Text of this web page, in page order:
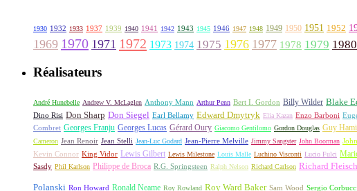
1930 1932 1933 1937 1939 1940 1941 1942 1943 1945 1946 1947 1948 1949 1950 1951 1952
1969 1970 1971 1972 1973 1974 1975 1976 1977 1978 1979 1980
Réalisateurs
André Hunebelle Andrew V. McLaglen Anthony Mann Arthur Penn Bert I. Gordon Billy Wilder Blake
Dino Risi Don Sharp Don Siegel Earl Bellamy Edward Dmytryk Elia Kazan Enzo Barboni
Combret Georges Franju Georges Lucas Gérard Oury Giacomo Gentilomo Gordon Douglas Guy
Cameron Jean Renoir Jean Stelli Jean-Luc Godard Jean-Pierre Melville Jimmy Sangster John Boorman
Kevin Connor King Vidor Lewis Gilbert Lewis Milestone Louis Malle Luchino Visconti Lucio Fulci
Sasdy Phil Karlson Philippe de Broca R.G. Springsteen Ralph Nelson Richard Carlson Richard
Polanski Ron Howard Ronald Neame Roy Rowland Roy Ward Baker Sam Wood Sergio Corbucci